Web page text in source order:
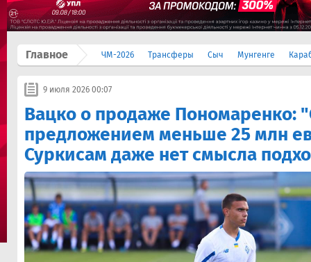
Главное ЧМ-2026 Трансферы Сыч Мунгенге
9 июля 2026 00:07
Вацко о продаже Пономаренко:
предложением меньше 25 млн
Суркисам даже нет смысла